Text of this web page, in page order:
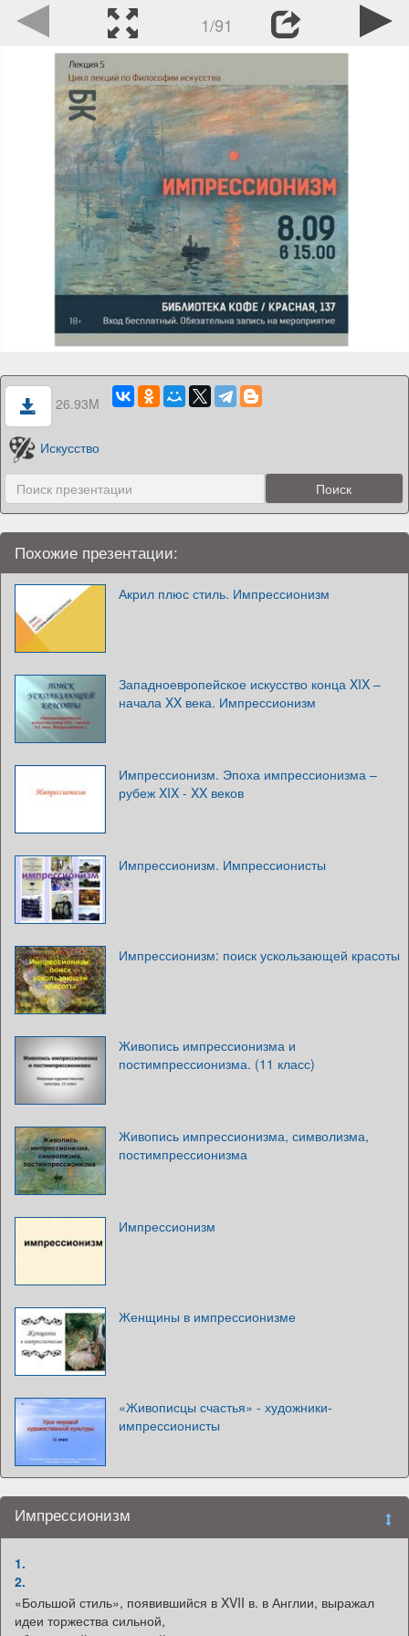
1/91
26.93M
Искусство
Похожие презентации:
Акрил плюс стиль. Импрессионизм
Западноевропейское искусство конца XIX –
начала XX века. Импрессионизм
Импрессионизм. Эпоха импрессионизма –
рубеж XIX - XX веков
Импрессионизм. Импрессионисты
Импрессионизм: поиск ускользающей красоты
Живопись импрессионизма и
постимпрессионизма. (11 класс)
Живопись импрессионизма, символизма,
постимпрессионизма
Импрессионизм
Женщины в импрессионизме
«Живописцы счастья» - художники-
импрессионисты
Импрессионизм
1.
2.
«Большой стиль», появившийся в XVII в. в Англии, выражал
идеи торжества сильной,